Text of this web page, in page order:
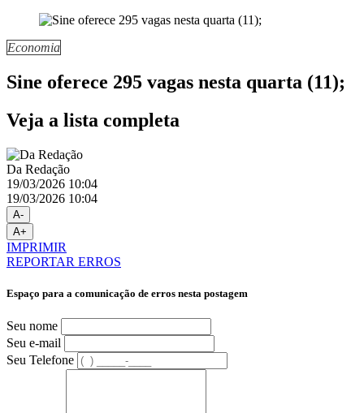
Economia
Sine oferece 295 vagas nesta quarta (11);
Veja a lista completa
Da Redação
19/03/2026 10:04
19/03/2026 10:04
A-
A+
IMPRIMIR
REPORTAR ERROS
Espaço para a comunicação de erros nesta postagem
Seu nome
Seu e-mail
Seu Telefone